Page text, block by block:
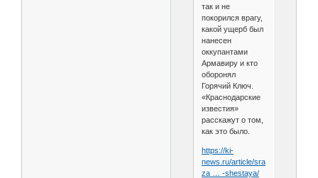
так и не
покорился врагу,
какой ущерб был
нанесен
оккупантами
Армавиру и кто
оборонял
Горячий Ключ.
«Краснодарские
известия»
расскажут о том,
как это было.
https://ki-
news.ru/article/srazhenie-
za … -shestaya/